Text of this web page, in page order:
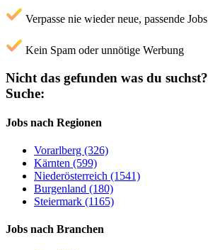
Verpasse nie wieder neue, passende Jobs
Kein Spam oder unnötige Werbung
Nicht das gefunden was du suchst?
Suche:
Jobs nach Regionen
Vorarlberg (326)
Kärnten (599)
Niederösterreich (1541)
Burgenland (180)
Steiermark (1165)
Jobs nach Branchen